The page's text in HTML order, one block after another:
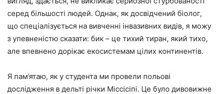
серед більшості людей. Однак, як досвідчений біолог,
що спеціалізується на вивченні інвазивних видів, я можу
з упевненістю сказати: бик – це тихий тиран, який тихо,
але впевнено дорікає екосистемам цілих континентів.
Я пам’ятаю, як у студента ми провели польові
дослідження в дельті річки Міссісіпі. Це було дивовижне